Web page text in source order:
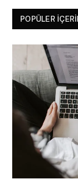
POPÜLER